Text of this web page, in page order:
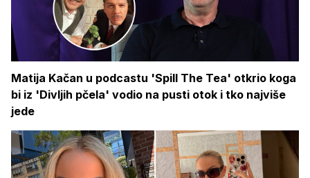
Matija Kačan u podcastu 'Spill The Tea' otkrio koga
bi iz 'Divljih pčela' vodio na pusti otok i tko najviše
jede